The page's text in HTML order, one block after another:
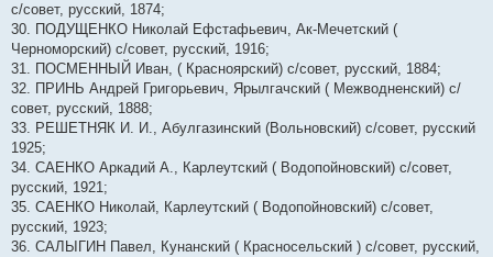
с/совет, русский, 1874;
30. ПОДУЩЕНКО Николай Ефстафьевич, Ак-Мечетский (
Черноморский) с/совет, русский, 1916;
31. ПОСМЕННЫЙ Иван, ( Красноярский) с/совет, русский, 1884;
32. ПРИНЬ Андрей Григорьевич, Ярылгачский ( Межводненский) с/
совет, русский, 1888;
33. РЕШЕТНЯК И. И., Абулгазинский (Вольновский) с/совет, русский
1925;
34. САЕНКО Аркадий А., Карлеутский ( Водопойновский) с/совет,
русский, 1921;
35. САЕНКО Николай, Карлеутский ( Водопойновский) с/совет,
русский, 1923;
36. САЛЫГИН Павел, Кунанский ( Красносельский ) с/совет, русский,